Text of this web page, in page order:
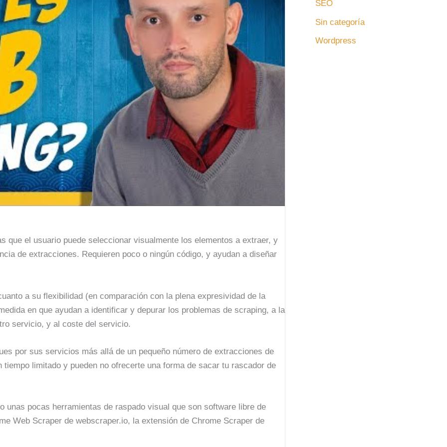
que el usuario puede seleccionar visualmente los elementos a extraer, y
de extracciones. Requieren poco o ningún código, y ayudan a diseñar
a su flexibilidad (en comparación con la plena expresividad de la
en que ayudan a identificar y depurar los problemas de scraping, a la
servicio, y al coste del servicio.
por sus servicios más allá de un pequeño número de extracciones de
limitado y pueden no ofrecerte una forma de sacar tu rascador de
unas pocas herramientas de raspado visual que son software libre de
Web Scraper de webscraper.io, la extensión de Chrome Scraper de
SEO
Sin categoría
Wordpress